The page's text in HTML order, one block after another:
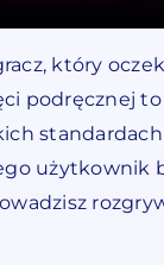
który
podręcznej
standardach
użytkownik